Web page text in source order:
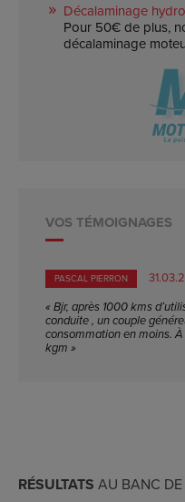
Décalaminage
Pour 50€ de plus,
décalaminage
VOS TÉMOIGNAGES
PASCAL PIERRON
« Bjr, après 1000 kms
conduite , un couple
consommation en moins.
kgm »
RÉSULTATS AU BANC